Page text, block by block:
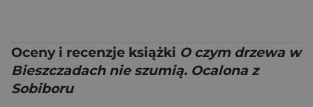
Oceny i recenzje książki O czym drzewa w
Bieszczadach nie szumią. Ocalona z
Sobiboru